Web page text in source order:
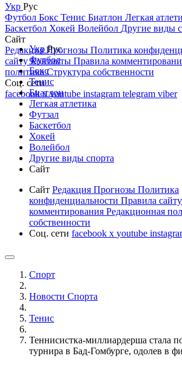
Укр Рус
Футбол Бокс Тенис Биатлон Легкая
Баскетбол Хокей Волейбол Другие виды
Сайт
РедакцияПрогнозы Политика
сайтуКонтакты Правила
политикаСтруктура собственности
Соц. сети
facebookxyoutube instagram telegram viber
УкрРус
Футбол
Бокс
Тенис
Биатлон
Легкая атлетика
Футзал
Баскетбол
Хокей
Волейбол
Другие виды спорта
Сайт
Сайт Редакция Прогнозы Политика
конфиденциальности Правила сайту
комментирования Редакционная
собственности
Соц. сети facebook x youtube
Спорт
Новости Cпорта
Тенис
Теннисистка-миллиардерша стала
турнира в Бад-Гомбурге, одолев в